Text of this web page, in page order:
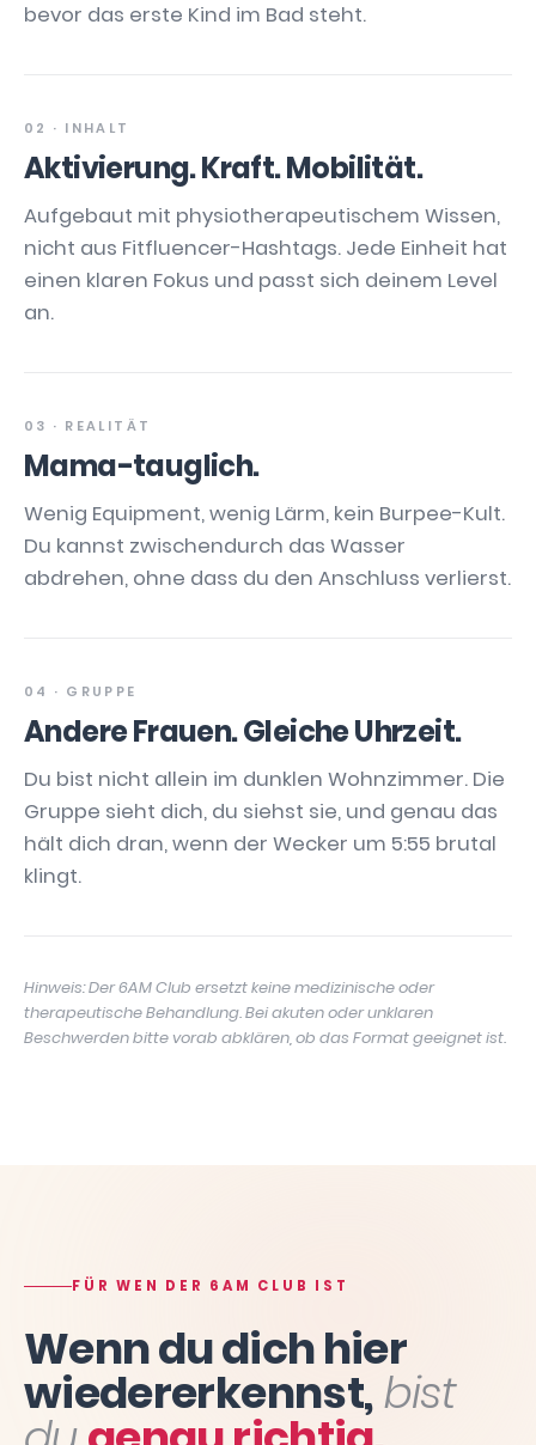
bevor das erste Kind im Bad steht.
02 · INHALT
Aktivierung. Kraft. Mobilität.
Aufgebaut mit physiotherapeutischem Wissen,
nicht aus Fitfluencer-Hashtags. Jede Einheit hat
einen klaren Fokus und passt sich deinem Level
an.
03 · REALITÄT
Mama-tauglich.
Wenig Equipment, wenig Lärm, kein Burpee-Kult.
Du kannst zwischendurch das Wasser
abdrehen, ohne dass du den Anschluss verlierst.
04 · GRUPPE
Andere Frauen. Gleiche Uhrzeit.
Du bist nicht allein im dunklen Wohnzimmer. Die
Gruppe sieht dich, du siehst sie, und genau das
hält dich dran, wenn der Wecker um 5:55 brutal
klingt.
Hinweis: Der 6AM Club ersetzt keine medizinische oder
therapeutische Behandlung. Bei akuten oder unklaren
Beschwerden bitte vorab abklären, ob das Format geeignet ist.
FÜR WEN DER 6AM CLUB IST
Wenn du dich hier
wiedererkennst,bist